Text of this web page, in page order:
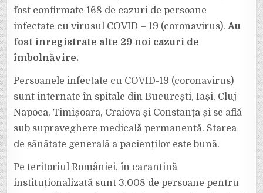
fost confirmate 168 de cazuri de persoane
infectate cu virusul COVID – 19 (coronavirus).Au
fost înregistrate alte 29 noi cazuri de
îmbolnăvire.
Persoanele infectate cu COVID-19 (coronavirus)
sunt internate în spitale din București, Iași, Cluj-
Napoca, Timișoara, Craiova și Constanța și se află
sub supraveghere medicală permanentă. Starea
de sănătate generală a pacienților este bună.
Pe teritoriul României, în carantină
instituționalizată sunt 3.008 de persoane pentru